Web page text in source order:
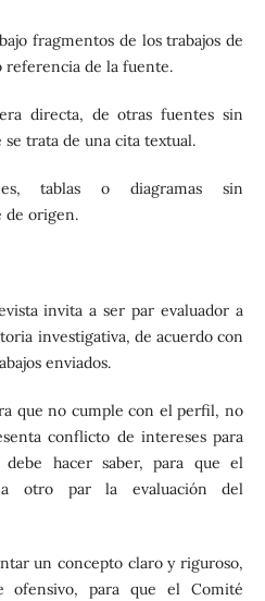
fragmentos de los trabajos de
referencia de la fuente.
directa, de otras fuentes sin
trata de una cita textual.
tablas o diagramas sin
de origen.
invita a ser par evaluador a
investigativa, de acuerdo con
enviados.
que no cumple con el perfil, no
conflicto de intereses para
hacer saber, para que el
otro par la evaluación del
un concepto claro y riguroso,
ofensivo, para que el Comité